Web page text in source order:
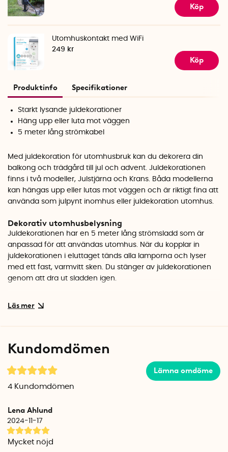
Köp
Utomhuskontakt med WiFi
249 kr
Köp
Produktinfo Specifikationer
Starkt lysande juldekorationer
Häng upp eller luta mot väggen
5 meter lång strömkabel
Med juldekoration för utomhusbruk kan du dekorera din
balkong och trädgård till jul och advent. Juldekorationen
finns i två modeller, Julstjärna och Krans. Båda modellerna
kan hängas upp eller lutas mot väggen och är riktigt fina att
använda som julpynt inomhus eller juldekoration utomhus.
Dekorativ utomhusbelysning
Juldekorationen har en 5 meter lång strömsladd som är
anpassad för att användas utomhus. När du kopplar in
juldekorationen i eluttaget tänds alla lamporna och lyser
med ett fast, varmvitt sken. Du stänger av juldekorationen
genom att dra ut sladden igen.
väggen
krok. Har du ingen krok att hänga dem på, så är
juldekorationerna stora och robusta nog för att kunna lutas
mot väggen eller farstubron.
Välj mellan två fina modeller
Julstjärna och en rund, stor
Juldekoration, julstjärna
Den ljusstarka stjärnan är 60 cm x 60 cm stor. De 200 LED-
Kundomdömen
Lämna omdöme
4 Kundomdömen
Lena Ahlund
2024-11-17
Mycket nöjd